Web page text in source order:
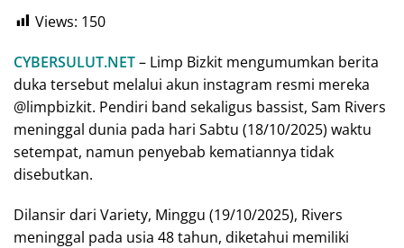
Views: 150
CYBERSULUT.NET– Limp Bizkit mengumumkan berita
duka tersebut melalui akun instagram resmi mereka
@limpbizkit. Pendiri band sekaligus bassist, Sam Rivers
meninggal dunia pada hari Sabtu (18/10/2025) waktu
setempat, namun penyebab kematiannya tidak
disebutkan.
Dilansir dari Variety, Minggu (19/10/2025), Rivers
meninggal pada usia 48 tahun, diketahui memiliki